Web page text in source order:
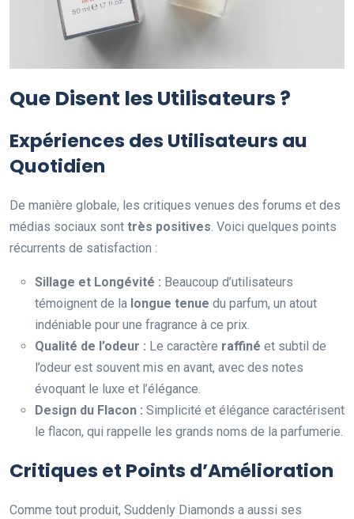
Que Disent les Utilisateurs ?
Expériences des Utilisateurs au
Quotidien
De manière globale, les critiques venues des forums et des
médias sociaux sont très positives. Voici quelques points
récurrents de satisfaction :
Sillage et Longévité : Beaucoup d’utilisateurs
témoignent de la longue tenue du parfum, un atout
indéniable pour une fragrance à ce prix.
Qualité de l’odeur : Le caractère raffiné et subtil de
l’odeur est souvent mis en avant, avec des notes
évoquant le luxe et l’élégance.
Design du Flacon : Simplicité et élégance caractérisent
le flacon, qui rappelle les grands noms de la parfumerie.
Critiques et Points d’Amélioration
Comme tout produit, Suddenly Diamonds a aussi ses